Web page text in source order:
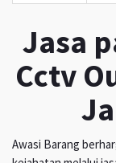
Jasa
Cctv
Awasi Barang